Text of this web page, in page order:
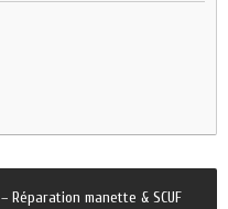
– Réparation manette & SCUF